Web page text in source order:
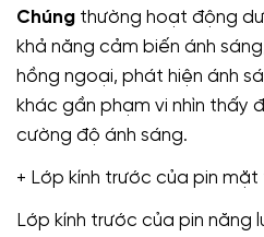
Chúng thường hoạt động
khả năng cảm biến ánh
hồng ngoại, phát hiện ánh
khác gần phạm vi nhìn thấy
cường độ ánh sáng.
+ Lớp kính trước của pin mặt
Lớp kính trước của pin năng